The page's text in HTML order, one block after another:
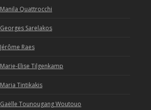
Manila Quattrocchi
Georges Sarelakos
Jérôme Raes
Marie-Elise Tilgenkamp
Maria Tintikakis
Gaëlle Tounougang Woutouo